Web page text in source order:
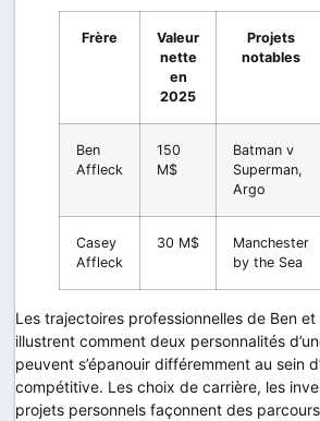
Frère
Valeur
nette
en
2025
Projets
notables
Ben
Affleck
150
M$
Batman v
Superman,
Argo
Casey
Affleck
30 M$
Manchester
by the Sea
Les trajectoires professionnelles de Ben
illustrent comment deux personnalités
peuvent s’épanouir différemment au sein
compétitive. Les choix de carrière, les
projets personnels façonnent des